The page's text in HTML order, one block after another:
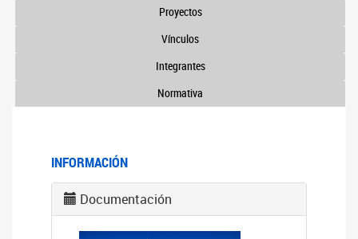
Proyectos
Vínculos
Integrantes
Normativa
INFORMACIÓN
Documentación